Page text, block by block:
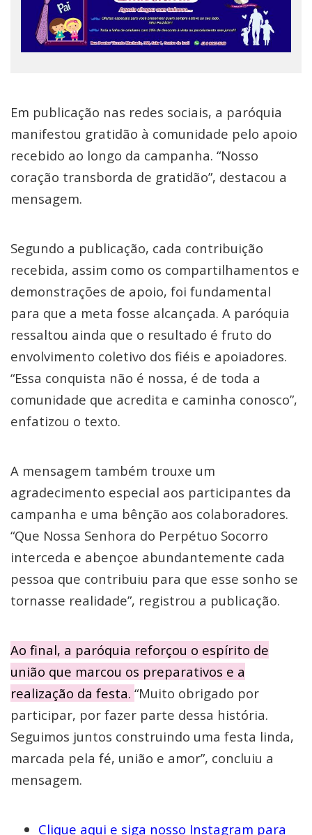
Em publicação nas redes sociais, a paróquia
manifestou gratidão à comunidade pelo apoio
recebido ao longo da campanha. “Nosso
coração transborda de gratidão”, destacou a
mensagem.
Segundo a publicação, cada contribuição
recebida, assim como os compartilhamentos e
demonstrações de apoio, foi fundamental
para que a meta fosse alcançada. A paróquia
ressaltou ainda que o resultado é fruto do
envolvimento coletivo dos fiéis e apoiadores.
“Essa conquista não é nossa, é de toda a
comunidade que acredita e caminha conosco”,
enfatizou o texto.
A mensagem também trouxe um
agradecimento especial aos participantes da
campanha e uma bênção aos colaboradores.
“Que Nossa Senhora do Perpétuo Socorro
interceda e abençoe abundantemente cada
pessoa que contribuiu para que esse sonho se
tornasse realidade”, registrou a publicação.
Ao final, a paróquia reforçou o espírito de
união que marcou os preparativos e a
realização da festa. “Muito obrigado por
participar, por fazer parte dessa história.
Seguimos juntos construindo uma festa linda,
marcada pela fé, união e amor”, concluiu a
mensagem.
Clique aqui e siga nosso Instagram para